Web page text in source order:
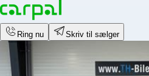
Ring nu Skriv til sælger